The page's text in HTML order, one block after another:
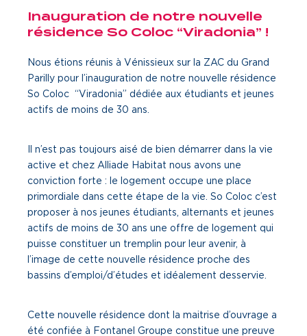
Services aux territoires
Services aux habitants
Innovation
Notre vision
Notre organisation
Une gouvernance de proximité
Nous rejoindre
Inauguration de notre nouvelle
résidence So Coloc “Viradonia” !
Nous étions réunis à Vénissieux sur la ZAC du Grand
Parilly pour l’inauguration de notre nouvelle résidence
So Coloc “Viradonia” dédiée aux étudiants et jeunes
actifs de moins de 30 ans.
Il n’est pas toujours aisé de bien démarrer dans la vie
active et chez Alliade Habitat nous avons une
conviction forte : le logement occupe une place
primordiale dans cette étape de la vie. So Coloc c’est
proposer à nos jeunes étudiants, alternants et jeunes
actifs de moins de 30 ans une offre de logement qui
puisse constituer un tremplin pour leur avenir, à
l’image de cette nouvelle résidence proche des
bassins d’emploi/d’études et idéalement desservie.
Cette nouvelle résidence dont la maitrise d’ouvrage a
été confiée à Fontanel Groupe constitue une preuve